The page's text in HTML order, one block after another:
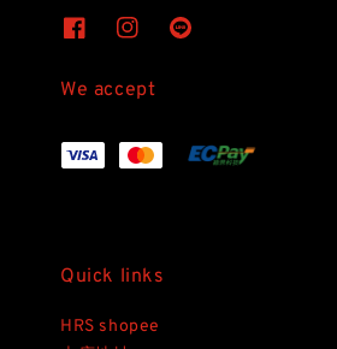
We accept
Quick links
HRS shopee